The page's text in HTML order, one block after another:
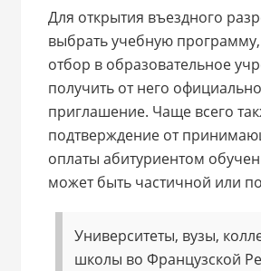
Для открытия въездного
выбрать учебную
отбор в образовательное
получить от него
приглашение. Чаще всего
подтверждение от
оплаты абитуриентом
может быть частичной или
Университеты, вузы,
школы во Французской